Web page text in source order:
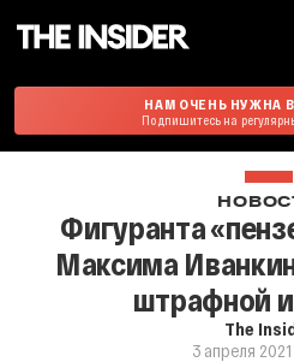
НАМ ОЧЕНЬ НУЖНА
Подпишитесь на
Фигуранта
Максима
штрафной
The
3 апреля 2021